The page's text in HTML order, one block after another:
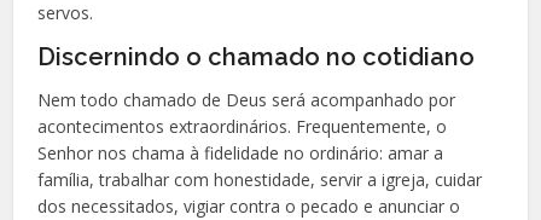
servos.
Discernindo o chamado no cotidiano
Nem todo chamado de Deus será acompanhado por
acontecimentos extraordinários. Frequentemente, o
Senhor nos chama à fidelidade no ordinário: amar a
família, trabalhar com honestidade, servir a igreja, cuidar
dos necessitados, vigiar contra o pecado e anunciar o